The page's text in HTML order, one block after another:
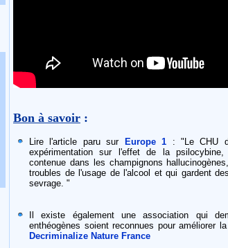
Bon à savoir :
Lire l'article paru sur Europe 1 : "Le CHU
expérimentation sur l'effet de la psilocybine,
contenue dans les champignons
troubles de l'usage de l'alcool et qui gardent
sevrage. "
Il existe également une association qui
enthéogènes soient reconnues pour améliorer
Decriminalize Nature France